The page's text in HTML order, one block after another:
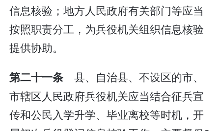
信息核验；地方人民政府有关部门等应当
按照职责分工，为兵役机关组织信息核验
提供协助。
第二十一条 县、自治县、不设区的市、
市辖区人民政府兵役机关应当结合征兵宣
传和公民入学升学、毕业离校等时机，开